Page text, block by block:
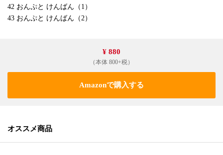
42 おんぷと けんばん（1）
43 おんぷと けんばん（2）
¥ 880
（本体 800+税）
Amazonで購入する
オススメ商品